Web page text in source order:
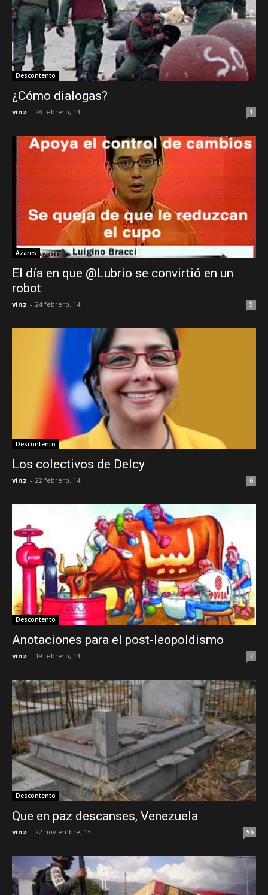
Descontento
¿Cómo dialogas?
vinz - 28 febrero, 14 1
Azares
El día en que @Lubrio se convirtió en un
robot
vinz - 24 febrero, 14 5
Descontento
Los colectivos de Delcy
vinz - 22 febrero, 14 6
Descontento
Anotaciones para el post-leopoldismo
vinz - 19 febrero, 14 7
Descontento
Que en paz descanses, Venezuela
vinz - 22 noviembre, 13 56